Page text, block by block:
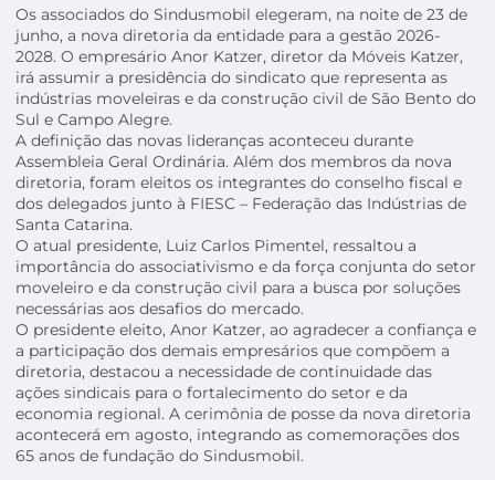
Os associados do Sindusmobil elegeram, na noite de 23 de
junho, a nova diretoria da entidade para a gestão 2026-
2028. O empresário Anor Katzer, diretor da Móveis Katzer,
irá assumir a presidência do sindicato que representa as
indústrias moveleiras e da construção civil de São Bento do
Sul e Campo Alegre.
A definição das novas lideranças aconteceu durante
Assembleia Geral Ordinária. Além dos membros da nova
diretoria, foram eleitos os integrantes do conselho fiscal e
dos delegados junto à FIESC – Federação das Indústrias de
Santa Catarina.
O atual presidente, Luiz Carlos Pimentel, ressaltou a
importância do associativismo e da força conjunta do setor
moveleiro e da construção civil para a busca por soluções
necessárias aos desafios do mercado.
O presidente eleito, Anor Katzer, ao agradecer a confiança e
a participação dos demais empresários que compõem a
diretoria, destacou a necessidade de continuidade das
ações sindicais para o fortalecimento do setor e da
economia regional. A cerimônia de posse da nova diretoria
acontecerá em agosto, integrando as comemorações dos
65 anos de fundação do Sindusmobil.